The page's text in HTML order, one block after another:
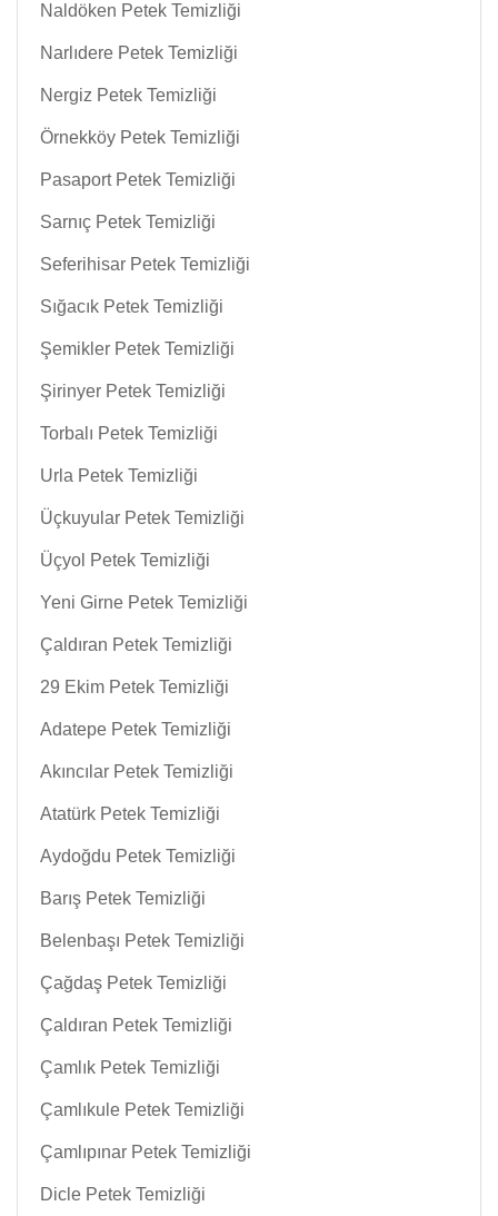
Naldöken Petek Temizliği
Narlıdere Petek Temizliği
Nergiz Petek Temizliği
Örnekköy Petek Temizliği
Pasaport Petek Temizliği
Sarnıç Petek Temizliği
Seferihisar Petek Temizliği
Sığacık Petek Temizliği
Şemikler Petek Temizliği
Şirinyer Petek Temizliği
Torbalı Petek Temizliği
Urla Petek Temizliği
Üçkuyular Petek Temizliği
Üçyol Petek Temizliği
Yeni Girne Petek Temizliği
Çaldıran Petek Temizliği
29 Ekim Petek Temizliği
Adatepe Petek Temizliği
Akıncılar Petek Temizliği
Atatürk Petek Temizliği
Aydoğdu Petek Temizliği
Barış Petek Temizliği
Belenbaşı Petek Temizliği
Çağdaş Petek Temizliği
Çaldıran Petek Temizliği
Çamlık Petek Temizliği
Çamlıkule Petek Temizliği
Çamlıpınar Petek Temizliği
Dicle Petek Temizliği